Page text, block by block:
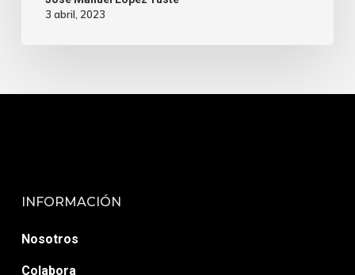
3 abril, 2023
INFORMACIÓN
Nosotros
Colabora